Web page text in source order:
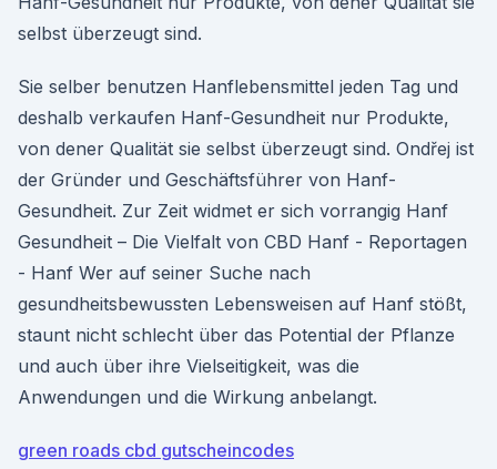
selbst überzeugt sind.
Sie selber benutzen Hanflebensmittel jeden Tag und
deshalb verkaufen Hanf-Gesundheit nur Produkte,
von dener Qualität sie selbst überzeugt sind. Ondřej ist
der Gründer und Geschäftsführer von Hanf-
Gesundheit. Zur Zeit widmet er sich vorrangig Hanf
Gesundheit – Die Vielfalt von CBD Hanf - Reportagen
- Hanf Wer auf seiner Suche nach
gesundheitsbewussten Lebensweisen auf Hanf stößt,
staunt nicht schlecht über das Potential der Pflanze
und auch über ihre Vielseitigkeit, was die
Anwendungen und die Wirkung anbelangt.
green roads cbd gutscheincodes